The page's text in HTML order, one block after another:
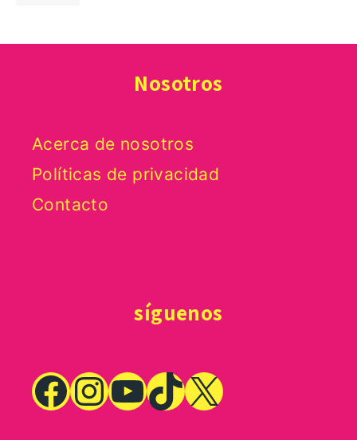
Nosotros
Acerca de nosotros
Políticas de privacidad
Contacto
síguenos